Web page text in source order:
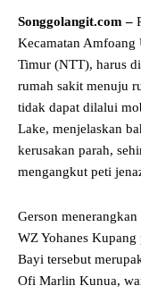
Songgolangit.com –
Kecamatan Amfoang
Timur (NTT), harus
rumah sakit menuju
tidak dapat dilalui
Lake, menjelaskan
kerusakan parah,
mengangkut peti
Gerson
WZ Yohanes
Bayi tersebut
Ofi Marlin Kunua,